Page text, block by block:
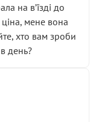
на вʼїзді до
мене вона
хто вам зроби
день?